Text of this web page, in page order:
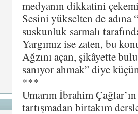
medyanın dikkatini
Sesini yükselten de adına
suskunluk sarmalı
Yargımız ise zaten, bu
Ağzını açan, şikâyette
sanıyor ahmak” diye
***
Umarım İbrahim
tartışmadan birtakım